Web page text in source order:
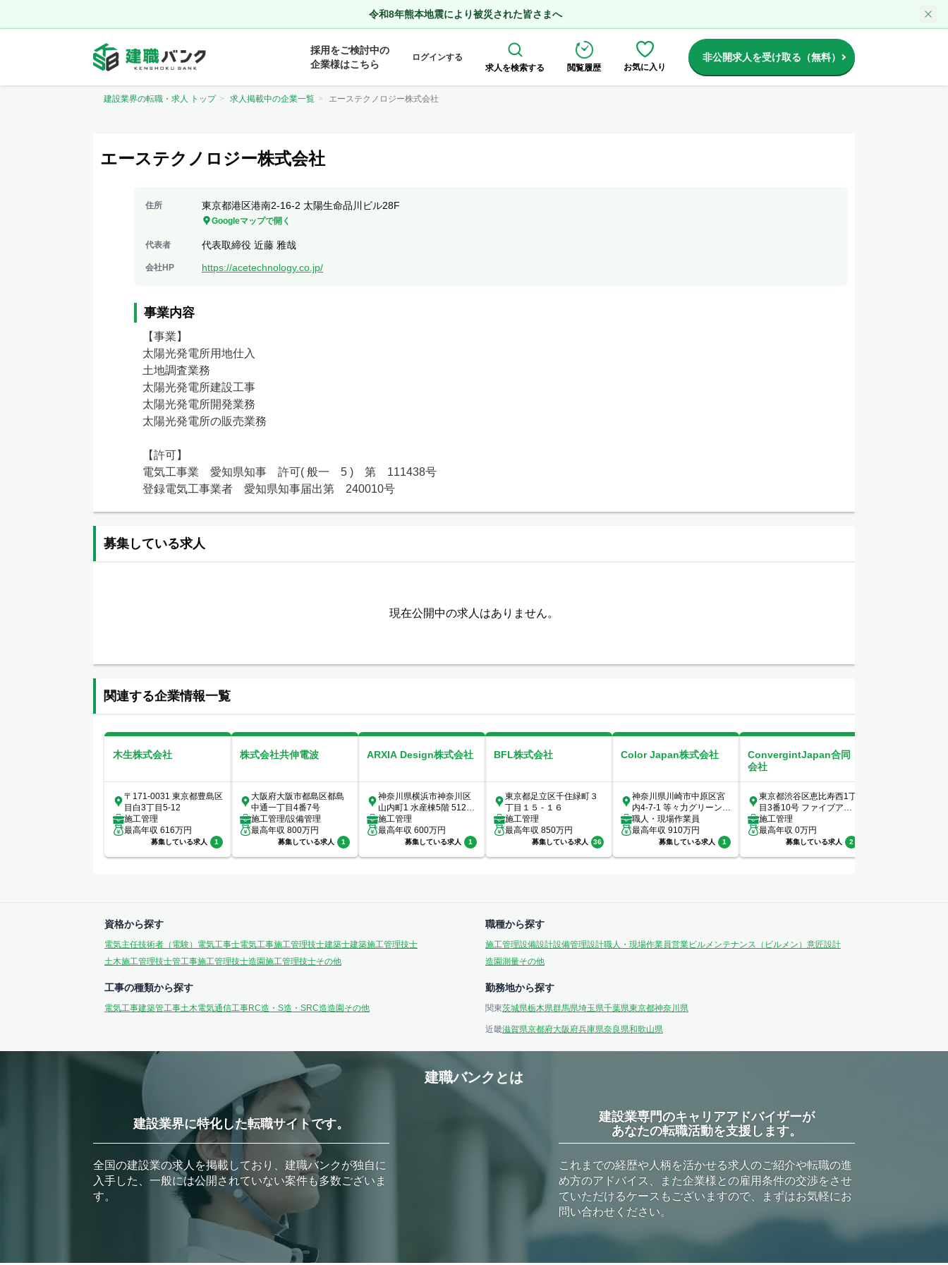
令和8年熊本地震により被災された皆さまへ
採用をご検討中の
企業様はこちら
ログインする
求人を検索する
閲覧履歴 お気に入り
非公開求人を受け取る（無料）
建設業界の転職・求人 トップ 求人掲載中の企業一覧 エーステクノロジー株式会社
エーステクノロジー株式会社
住所 東京都港区港南2-16-2 太陽生命品川ビル28F
Googleマップで開く
代表者 代表取締役 近藤 雅哉
会社HP https://acetechnology.co.jp/
事業内容
【事業】
太陽光発電所用地仕入
土地調査業務
太陽光発電所建設工事
太陽光発電所開発業務
太陽光発電所の販売業務
【許可】
電気工事業　愛知県知事　許可( 般一　5 )　第　111438号
登録電気工事業者　愛知県知事届出第　240010号
募集している求人
現在公開中の求人はありません。
関連する企業情報一覧
木生株式会社
〒171-0031 東京都豊島区
目白3丁目5-12
施工管理
最高年収 616万円
募集している求人 1
株式会社共伸電波
大阪府大阪市都島区都島
中通一丁目4番7号
施工管理/設備管理
最高年収 800万円
募集している求人 1
ARXIA Design株式会社
神奈川県横浜市神奈川区
山内町1 水産棟5階 512号
室
施工管理
最高年収 600万円
募集している求人 1
BFL株式会社
東京都足立区千住緑町３
丁目１５ - １６
施工管理
最高年収 850万円
募集している求人 36
Color Japan株式会社
神奈川県川崎市中原区宮
内4-7-1 等々力グリーンビ
レッジ102
職人・現場作業員
最高年収 910万円
募集している求人 1
ConvergintJapan合同
会社
東京都渋谷区恵比寿西1丁
目3番10号 ファイブアネ
ックス7階
施工管理
最高年収 0万円
募集している求人 2
資格から探す
電気主任技術者（電験） 電気工事士電気工事施工管理技士建築士建築施工管理技士
土木施工管理技士管工事施工管理技士造園施工管理技士その他
職種から探す
施工管理設備設計設備管理設計職人・現場作業員営業ビルメンテナンス（ビルメン） 意匠設計
造園測量その他
工事の種類から探す
電気工事建築管工事土木電気通信工事RC造・S造・SRC造造園 その他
勤務地から探す
関東茨城県栃木県群馬県埼玉県千葉県東京都神奈川県
近畿滋賀県京都府大阪府兵庫県奈良県和歌山県
建職バンクとは
建設業界に特化した転職サイトです。
全国の建設業の求人を掲載しており、建職バンクが独自に
入手した、一般には公開されていない案件も多数ございま
す。
建設業専門のキャリアアドバイザーが
あなたの転職活動を支援します。
これまでの経歴や人柄を活かせる求人のご紹介や転職の進
め方のアドバイス、また企業様との雇用条件の交渉をさせ
ていただけるケースもございますので、まずはお気軽にお
問い合わせください。